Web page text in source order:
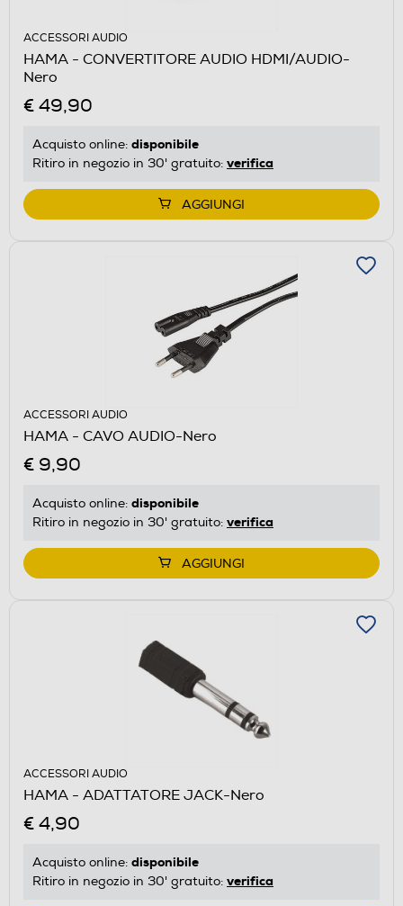
ACCESSORI AUDIO
HAMA - CONVERTITORE AUDIO HDMI/AUDIO-
Nero
€ 49,90
Acquisto online: disponibile
Ritiro in negozio in 30' gratuito: verifica
AGGIUNGI
ACCESSORI AUDIO
HAMA - CAVO AUDIO-Nero
€ 9,90
Acquisto online: disponibile
Ritiro in negozio in 30' gratuito: verifica
AGGIUNGI
ACCESSORI AUDIO
HAMA - ADATTATORE JACK-Nero
€ 4,90
Acquisto online: disponibile
Ritiro in negozio in 30' gratuito: verifica